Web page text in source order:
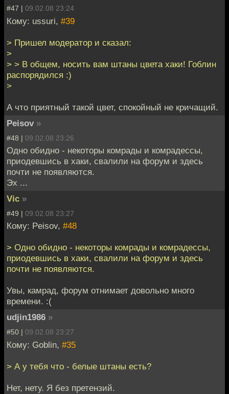
#47 | 09.02.08 23:24
Кому: ussuri, #39
> Пришел модератор и сказал:
>
> > В общем, носить вам штаны цвета хаки! Гоблин
распорядился :)
>
А что приятный такой цвет, спокойный не кричащий.
Peisov »
#48 | 09.02.08 23:26
Одно обидно - некоторы комрады и комрадессы,
приодевшись в хаки, свалили на форум и здесь
почти не появляются.
Эх ...
Vic »
#49 | 09.02.08 23:27
Кому: Peisov, #48
> Одно обидно - некоторы комрады и комрадессы,
приодевшись в хаки, свалили на форум и здесь
почти не появляются.
Увы, камрад, форум отнимает довольно много
времени. :(
udjin1986 »
#50 | 09.02.08 23:27
Кому: Goblin, #35
> А у тебя что - белые штаны есть?
Нет, нету. Я без претензий.